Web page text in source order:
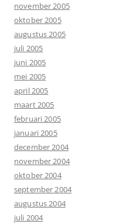
november 2005
oktober 2005
augustus 2005
juli 2005
juni 2005
mei 2005
april 2005
maart 2005
februari 2005
januari 2005
december 2004
november 2004
oktober 2004
september 2004
augustus 2004
juli 2004